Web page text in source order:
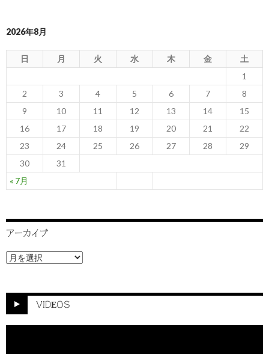
2026年8月
日 月 火 水 木 金 土
« 7月
1
2
3 4 5 6 7
8
9
10 11 12 13 14
15
16
17 18 19 20 21
22
23
24 25 26 27 28
29
30
31
アーカイブ
ア
ー
VIDEOS